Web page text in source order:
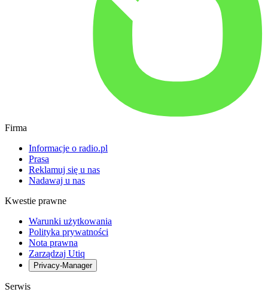
Firma
Informacje o radio.pl
Prasa
Reklamuj się u nas
Nadawaj u nas
Kwestie prawne
Warunki użytkowania
Polityka prywatności
Nota prawna
Zarządzaj Utiq
Privacy-Manager
Serwis